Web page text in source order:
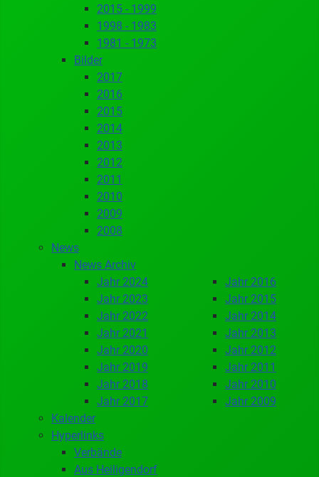
2015 - 1999
1998 - 1983
1981 - 1973
Bilder
2017
2016
2015
2014
2013
2012
2011
2010
2009
2008
News
News Archiv
Jahr 2024
Jahr 2023
Jahr 2022
Jahr 2021
Jahr 2020
Jahr 2019
Jahr 2018
Jahr 2017
Jahr 2016
Jahr 2015
Jahr 2014
Jahr 2013
Jahr 2012
Jahr 2011
Jahr 2010
Jahr 2009
Kalender
Hyperlinks
Verbände
Aus Heiligendorf